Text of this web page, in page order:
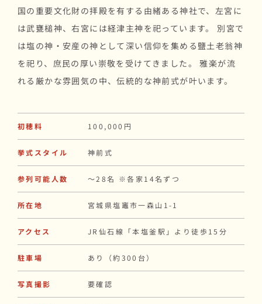
国の重要文化財の拝殿を有する由緒ある神社で、左宮に
は武甕槌神、右宮には経津主神を祀っています。 別宮で
は塩の神・安産の神として深い信仰を集める鹽土老翁神
を祀り、庶民の厚い崇敬を受けてきました。 雅楽が流
れる厳かな雰囲気の中、伝統的な神前式が叶います。
初穂料 100,000円
挙式スタイル 神前式
参列可能人数 〜28名 ※各家14名ずつ
所在地 宮城県塩竈市一森山1-1
アクセス JR仙石線「本塩釜駅」より徒歩15分
駐車場 あり（約300台）
写真撮影 要確認